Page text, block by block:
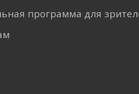
программа для